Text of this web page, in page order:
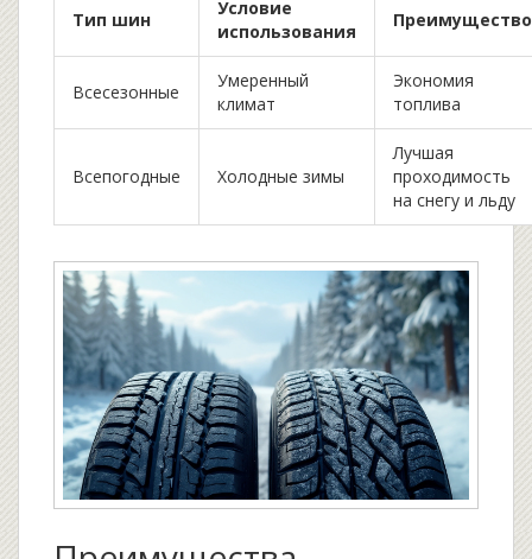
Тип шин
Условие
использования
Преимущество
Всесезонные
Умеренный
климат
Экономия
топлива
Всепогодные Холодные зимы
Лучшая
проходимость
на снегу и льду